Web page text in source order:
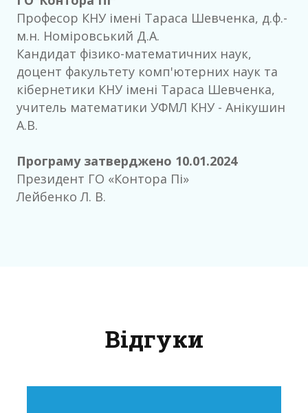
Професор КНУ імені Тараса Шевченка, д.ф.-
м.н. Номіровський Д.А.
Кандидат фізико-математичних наук,
доцент факультету комп'ютерних наук та
кібернетики КНУ імені Тараса Шевченка,
учитель математики УФМЛ КНУ - Анікушин
А.В.
Програму затверджено 10.01.2024
Президент ГO «Контора Пі»
Лейбенко Л. В.
Відгуки